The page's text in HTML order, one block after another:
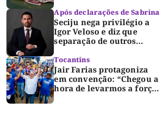
Após declarações de Sabrina
Seciju nega privilégio a
Igor Veloso e diz que
separação de outros
segurança
Tocantins
Jair Farias protagoniza
em convenção: “Chegou a
hora de levarmos a força